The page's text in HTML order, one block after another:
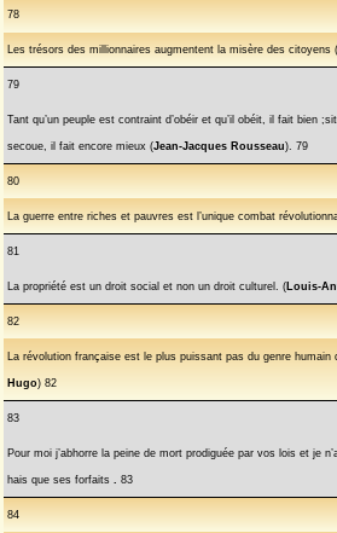
78
Les trésors des millionnaires augmentent la misère des citoyens
79
Tant qu’un peuple est contraint d’obéir et qu’il obéit, il fait bien
secoue, il fait encore mieux (Jean-Jacques Rousseau). 79
80
La guerre entre riches et pauvres est l’unique combat
81
La propriété est un droit social et non un droit culturel. ( Louis-
82
La révolution française est le plus puissant pas du genre humain
Hugo) 82
83
Pour moi j’abhorre la peine de mort prodiguée par vos lois et je
hais que ses forfaits .83
84